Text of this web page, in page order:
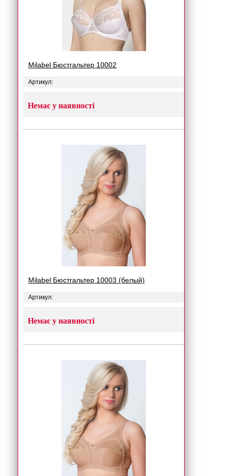
Milabel Бюстгальтер 10002
Артикул:
Немає у наявності
Milabel Бюстгальтер 10003 (белый)
Артикул:
Немає у наявності